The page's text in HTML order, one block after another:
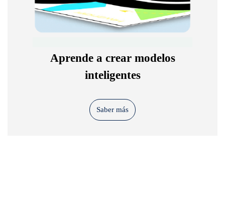
Aprende a crear modelos
inteligentes
Saber más